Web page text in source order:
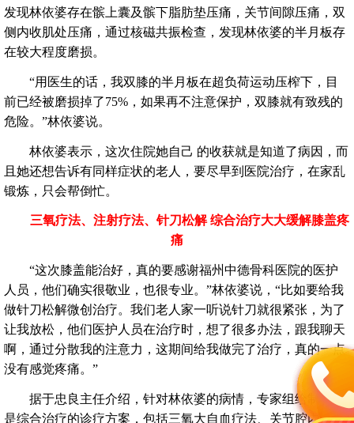
发现林依婆存在髌上囊及髌下脂肪垫压痛，关节间隙压痛，双
侧内收肌处压痛，通过核磁共振检查，发现林依婆的半月板存
在较大程度磨损。
“用医生的话，我双膝的半月板在超负荷运动压榨下，目
前已经被磨损掉了75%，如果再不注意保护，双膝就有致残的
危险。”林依婆说。
林依婆表示，这次住院她自己 的收获就是知道了病因，而
且她还想告诉有同样症状的老人，要尽早到医院治疗，在家乱
锻炼，只会帮倒忙。
三氧疗法、注射疗法、针刀松解 综合治疗大大缓解膝盖疼
痛
“这次膝盖能治好，真的要感谢福州中德骨科医院的医护
人员，他们确实很敬业，也很专业。”林依婆说，“比如要给我
做针刀松解微创治疗。我们老人家一听说针刀就很紧张，为了
让我放松，他们医护人员在治疗时，想了很多办法，跟我聊天
啊，通过分散我的注意力，这期间给我做完了治疗，真的一点
没有感觉疼痛。”
据于忠良主任介绍，针对林依婆的病情，专家组给制定的
是综合治疗的诊疗方案，包括三氧大自血疗法、关节腔内三氧